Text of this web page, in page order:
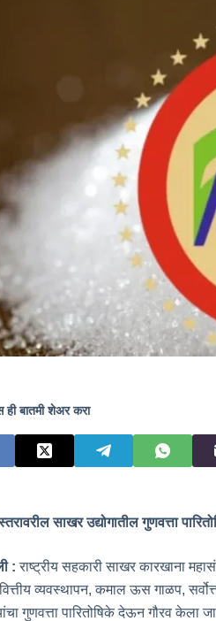
बातमी शेअर करा
साखर उद्योगातील गुणवत्ता
:राष्ट्रीय सहकारी साखर कारखाना
व्यवस्थापन, कमाल ऊस गाळप,
गुणवत्ता पारितोषिके देऊन गौरव केला